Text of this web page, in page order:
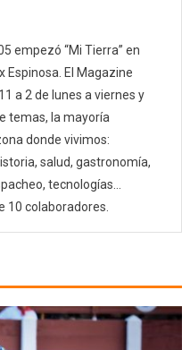
empezó “Mi Tierra” en
Espinosa. El Magazine
a 2 de lunes a viernes y
temas, la mayoría
donde vivimos:
salud, gastronomía,
tecnologías…
10 colaboradores.